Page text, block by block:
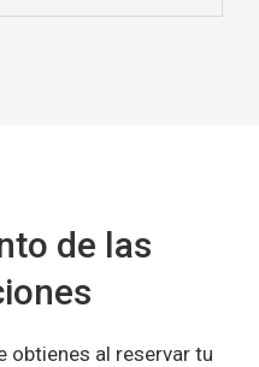
de las
obtienes al reservar tu